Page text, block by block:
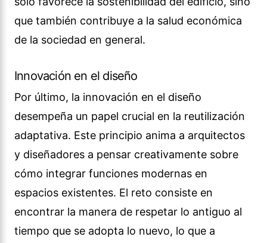
que también contribuye a la salud económica
de la sociedad en general.
Innovación en el diseño
Por último, la innovación en el diseño
desempeña un papel crucial en la reutilización
adaptativa. Este principio anima a arquitectos
y diseñadores a pensar creativamente sobre
cómo integrar funciones modernas en
espacios existentes. El reto consiste en
encontrar la manera de respetar lo antiguo al
tiempo que se adopta lo nuevo, lo que a